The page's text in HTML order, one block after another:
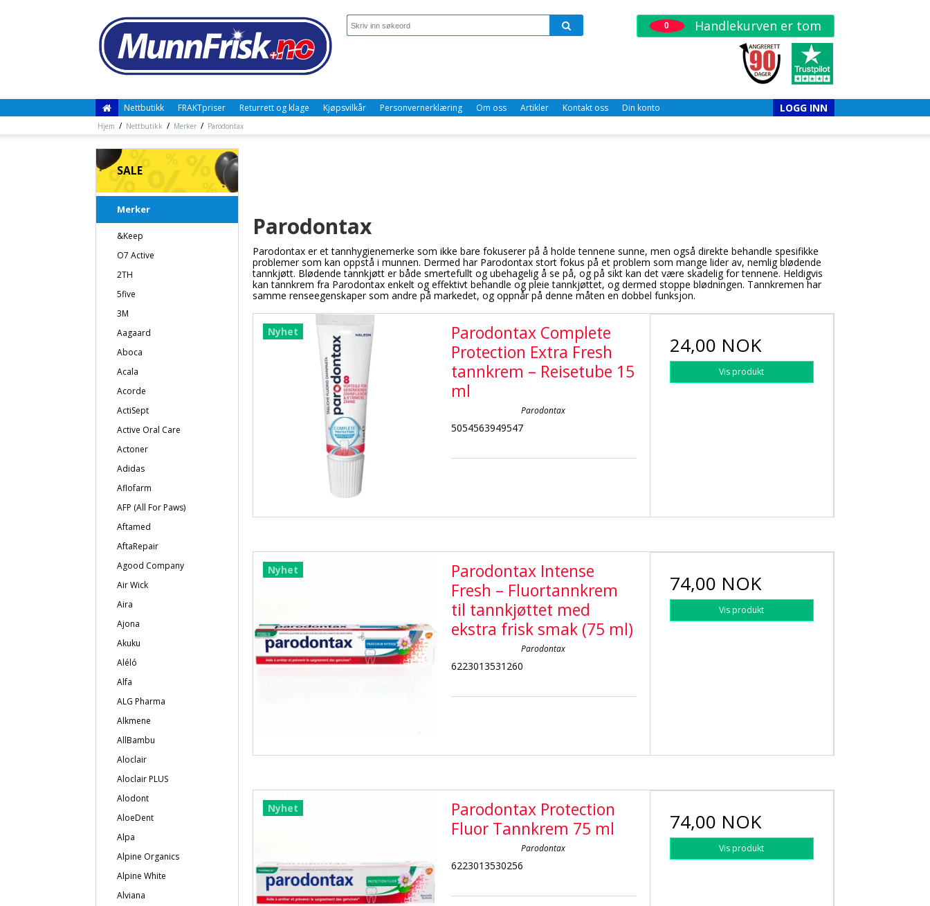
0 Handlekurven er tom
Nettbutikk FRAKTpriser Returrett og klage Kjøpsvilkår Personvernerklæring Om oss Artikler Kontakt oss Din konto LOGG INN
Hjem / Nettbutikk / Merker / Parodontax
SALE
Merker
&Keep
O7 Active
2TH
5five
3M
Aagaard
Aboca
Acala
Acorde
ActiSept
Active Oral Care
Actoner
Adidas
Aflofarm
AFP (All For Paws)
Aftamed
AftaRepair
Agood Company
Air Wick
Aira
Ajona
Akuku
Aléló
Alfa
ALG Pharma
Alkmene
AllBambu
Aloclair
Aloclair PLUS
Alodont
AloeDent
Alpa
Alpine Organics
Alpine White
Alviana
Parodontax
Parodontax er et tannhygienemerke som ikke bare fokuserer på å holde tennene sunne, men også direkte behandle spesifikke
problemer som kan oppstå i munnen. Dermed har Parodontax stort fokus på et problem som mange lider av, nemlig blødende
tannkjøtt. Blødende tannkjøtt er både smertefullt og ubehagelig å se på, og på sikt kan det være skadelig for tennene. Heldigvis
kan tannkrem fra Parodontax enkelt og effektivt behandle og pleie tannkjøttet, og dermed stoppe blødningen. Tannkremen har
samme renseegenskaper som andre på markedet, og oppnår på denne måten en dobbel funksjon.
Nyhet
Parodontax Complete
Protection Extra Fresh
tannkrem – Reisetube 15
ml
Parodontax
5054563949547
24,00 NOK
Vis produkt
Nyhet
Parodontax Intense
Fresh – Fluortannkrem
til tannkjøttet med
ekstra frisk smak (75 ml)
Parodontax
6223013531260
74,00 NOK
Vis produkt
Nyhet
Parodontax Protection
Fluor Tannkrem 75 ml
Parodontax
6223013530256
74,00 NOK
Vis produkt